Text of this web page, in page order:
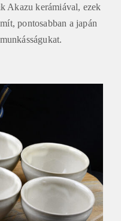
Akazu kerámiával, ezek
pontosabban a japán